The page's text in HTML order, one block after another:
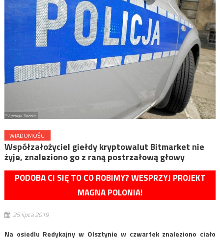
WIADOMOŚCI
Współzałożyciel giełdy kryptowalut Bitmarket nie
żyje, znaleziono go z raną postrzałową głowy
PODOBA CI SIĘ TO CO ROBIMY? WESPRZYJ PROJEKT
MAGNA POLONIA!
25 lipca 2019
Na osiedlu Redykajny w Olsztynie w czwartek znaleziono ciało